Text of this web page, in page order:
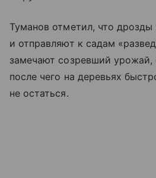
Туманов отметил, что
и отправляют к садам
замечают созревший
после чего на деревьях
не остаться.